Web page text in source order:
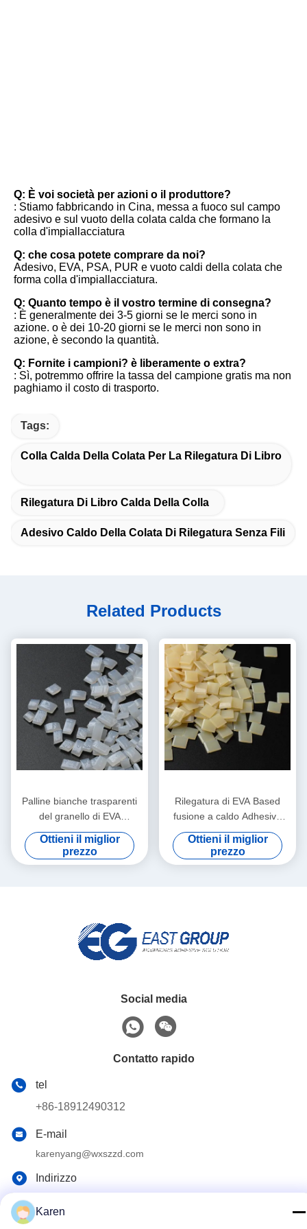
Q: È voi società per azioni o il produttore?
: Stiamo fabbricando in Cina, messa a fuoco sul campo
adesivo e sul vuoto della colata calda che formano la
colla d'impiallacciatura
Q: che cosa potete comprare da noi?
Adesivo, EVA, PSA, PUR e vuoto caldi della colata che
forma colla d'impiallacciatura.
Q: Quanto tempo è il vostro termine di consegna?
: È generalmente dei 3-5 giorni se le merci sono in
azione. o è dei 10-20 giorni se le merci non sono in
azione, è secondo la quantità.
Q: Fornite i campioni? è liberamente o extra?
: Sì, potremmo offrire la tassa del campione gratis ma non
paghiamo il costo di trasporto.
Tags:
Colla Calda Della Colata Per La Rilegatura Di Libro
Rilegatura Di Libro Calda Della Colla
Adesivo Caldo Della Colata Di Rilegatura Senza Fili
Related Products
Palline bianche trasparenti
del granello di EVA
Bookbinding fusione a caldo
Adhesive
Ottieni il miglior
prezzo
Rilegatura di EVA Based
fusione a caldo Adhesive
EVA fusione a caldo colla
For del granello
Ottieni il miglior
prezzo
Social media
Contatto rapido
tel
+86-18912490312
E-mail
karenyang@wxszzd.com
Indirizzo
702, della strada di No.16 Huayun, Wuxi
Karen